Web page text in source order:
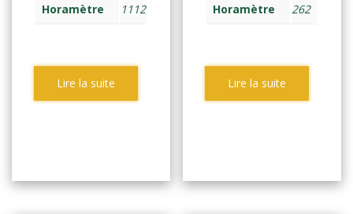
Horamètre 1112
Lire la suite
Horamètre 262
Lire la suite